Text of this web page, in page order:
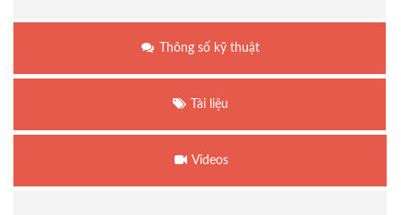
Thông số kỹ thuật
Tài liệu
Videos